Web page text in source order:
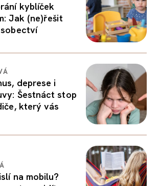
kyblíček
Jak (ne)řešit
deprese i
Šestnáct stop
který vás
na mobilu?